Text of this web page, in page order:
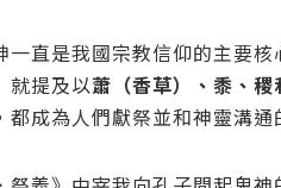
一直是我國宗教信仰的主要
就提及以蕭（香草）、黍、
成為人們獻祭並和神靈溝通